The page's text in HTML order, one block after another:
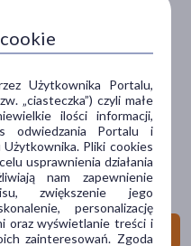
20 szt.
Użytkownika Portalu,
„ciasteczka”) czyli małe
ilości informacji,
odwiedzania Portalu i
Pliki cookies
usprawnienia działania
nam zapewnienie
zwiększenie jego
personalizację
oraz wyświetlanie treści i
zainteresowań. Zgoda